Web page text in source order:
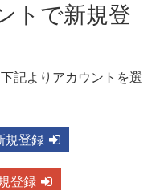
トで新規登
記よりアカウントを選
規登録
登録